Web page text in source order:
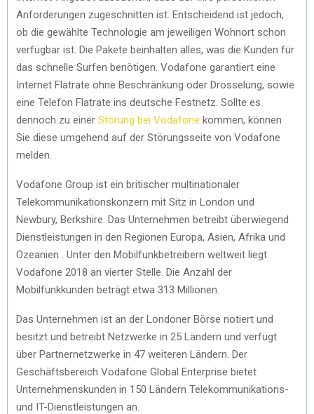
Anforderungen zugeschnitten ist. Entscheidend ist jedoch,
ob die gewählte Technologie am jeweiligen Wohnort schon
verfügbar ist. Die Pakete beinhalten alles, was die Kunden für
das schnelle Surfen benötigen. Vodafone garantiert eine
Internet Flatrate ohne Beschränkung oder Drosselung, sowie
eine Telefon Flatrate ins deutsche Festnetz. Sollte es
dennoch zu einer Störung bei Vodafone kommen, können
Sie diese umgehend auf der Störungsseite von Vodafone
melden.
Vodafone Group ist ein britischer multinationaler
Telekommunikationskonzern mit Sitz in London und
Newbury, Berkshire. Das Unternehmen betreibt überwiegend
Dienstleistungen in den Regionen Europa, Asien, Afrika und
Ozeanien . Unter den Mobilfunkbetreibern weltweit liegt
Vodafone 2018 an vierter Stelle. Die Anzahl der
Mobilfunkkunden beträgt etwa 313 Millionen.
Das Unternehmen ist an der Londoner Börse notiert und
besitzt und betreibt Netzwerke in 25 Ländern und verfügt
über Partnernetzwerke in 47 weiteren Ländern. Der
Geschäftsbereich Vodafone Global Enterprise bietet
Unternehmenskunden in 150 Ländern Telekommunikations-
und IT-Dienstleistungen an.